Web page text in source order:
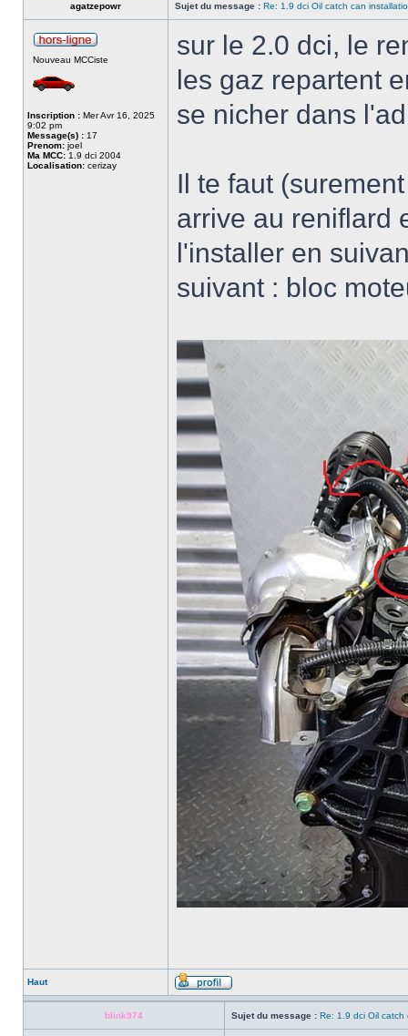
agatzepowr Sujet du message : Re: 1.9 dci Oil catch can
Nouveau MCCiste
Inscription : Mer Avr 16, 2025
9:02 pm
Message(s) : 17
Prenom: joel
Ma MCC: 1.9 dci 2004
Localisation: cerizay
sur le 2.0 dci, le
les gaz repartent
se nicher dans
Il te faut
arrive au reniflard
l'installer en
suivant : bloc
Haut
blink974 Sujet du message : Re: 1.9 dci Oil catch